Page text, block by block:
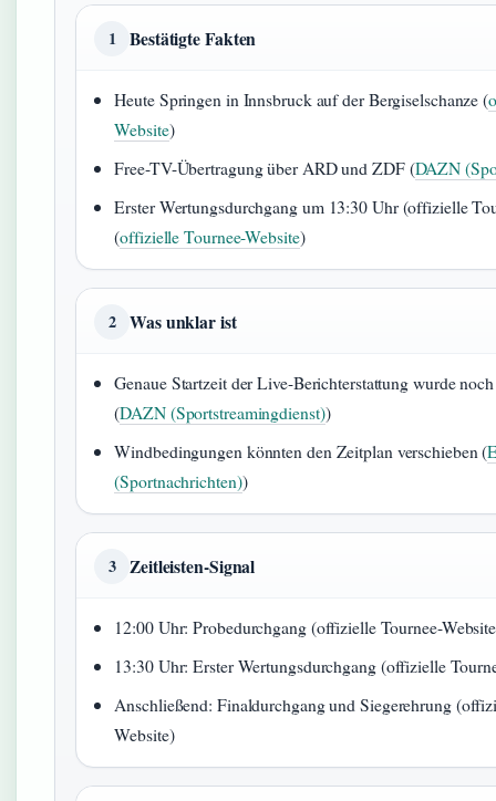
1 Bestätigte Fakten
Heute Springen in Innsbruck auf der Bergiselschanze (
Website)
Free-TV-Übertragung über ARD und ZDF (DAZN
Erster Wertungsdurchgang um 13:30 Uhr (offizielle
(offizielle Tournee-Website)
2 Was unklar ist
Genaue Startzeit der Live-Berichterstattung wurde
(DAZN (Sportstreamingdienst))
Windbedingungen könnten den Zeitplan verschieben (
(Sportnachrichten))
3 Zeitleisten-Signal
12:00 Uhr: Probedurchgang (offizielle Tournee-
13:30 Uhr: Erster Wertungsdurchgang (offizielle
Anschließend: Finaldurchgang und Siegerehrung
Website)